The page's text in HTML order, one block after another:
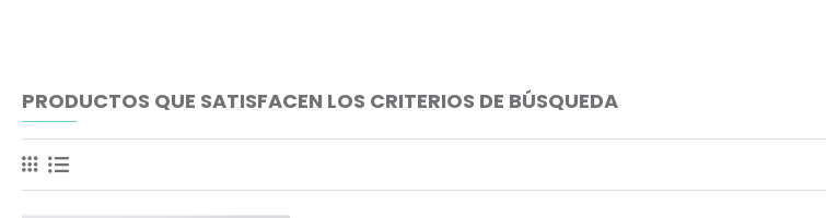
PRODUCTOS QUE SATISFACEN LOS CRITERIOS DE BÚSQUEDA